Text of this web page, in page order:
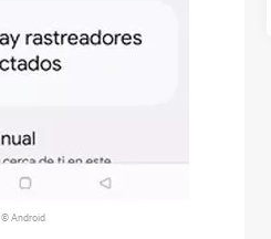
© Android